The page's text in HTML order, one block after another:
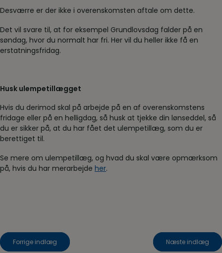
Desværre er der ikke i overenskomsten aftale om dette.
Det vil svare til, at for eksempel Grundlovsdag falder på en
søndag, hvor du normalt har fri. Her vil du heller ikke få en
erstatningsfridag.
Husk ulempetillægget
Hvis du derimod skal på arbejde på en af overenskomstens
fridage eller på en helligdag, så husk at tjekke din lønseddel, så
du er sikker på, at du har fået det ulempetillæg, som du er
berettiget til.
Se mere om ulempetillæg, og hvad du skal være opmærksom
på, hvis du har merarbejde her.
Indlægsnavigation
Forrige indlæg Næste indlæg